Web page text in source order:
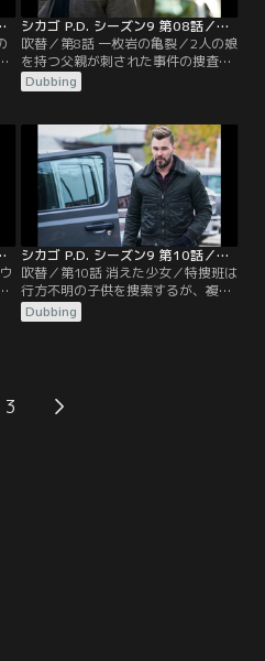
話／吹替
シカゴ P.D. シーズン9 第08話／吹替
吹替／第8話 一枚岩の亀裂／2人の娘
を持つ父親が刺された事件の捜査を
進める特捜班は、事件に何か裏があ
るのではと思い始める。ロイ・ウォ
され、ボイト、アプトン、ハルステ
ッドは焦りを感じる。
Dubbing
話／吹替
シカゴ P.D. シーズン9 第10話／吹替
吹替／第10話 消えた少女／特捜班は
行方不明の子供を捜索するが、複雑
に入り組んだ事件であることがわか
る。マケイラの親族である人物が名
Dubbing